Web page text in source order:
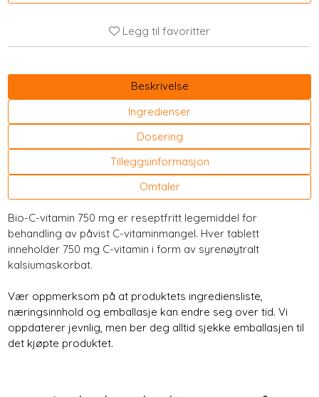
Legg til favoritter
Beskrivelse
Ingredienser
Dosering
Tilleggsinformasjon
Omtaler
Bio-C-vitamin 750 mg er reseptfritt legemiddel for
behandling av påvist C-vitaminmangel. Hver tablett
inneholder 750 mg C-vitamin i form av syrenøytralt
kalsiumaskorbat.
Vær oppmerksom på at produktets ingrediensliste,
næringsinnhold og emballasje kan endre seg over tid. Vi
oppdaterer jevnlig, men ber deg alltid sjekke emballasjen til
det kjøpte produktet.